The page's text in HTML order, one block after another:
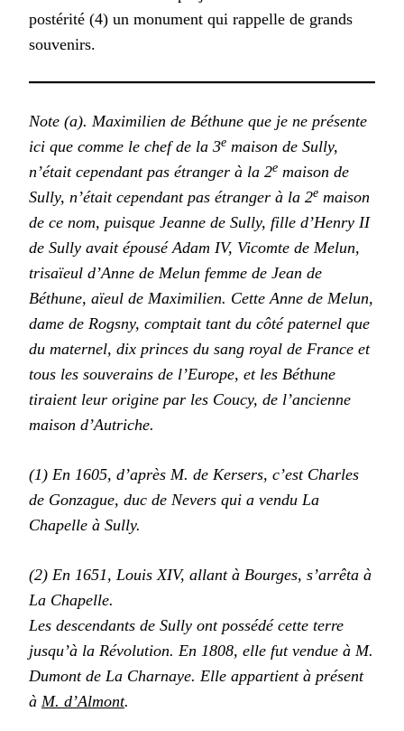
postérité (4) un monument qui rappelle de grands
souvenirs.
Note (a). Maximilien de Béthune que je ne présente
ici que comme le chef de la 3e maison de Sully,
n’était cependant pas étranger à la 2e maison de
Sully, n’était cependant pas étranger à la 2e maison
de ce nom, puisque Jeanne de Sully, fille d’Henry II
de Sully avait épousé Adam IV, Vicomte de Melun,
trisaïeul d’Anne de Melun femme de Jean de
Béthune, aïeul de Maximilien. Cette Anne de Melun,
dame de Rogsny, comptait tant du côté paternel que
du maternel, dix princes du sang royal de France et
tous les souverains de l’Europe, et les Béthune
tiraient leur origine par les Coucy, de l’ancienne
maison d’Autriche.
(1) En 1605, d’après M. de Kersers, c’est Charles
de Gonzague, duc de Nevers qui a vendu La
Chapelle à Sully.
(2) En 1651, Louis XIV, allant à Bourges, s’arrêta à
La Chapelle.
Les descendants de Sully ont possédé cette terre
jusqu’à la Révolution. En 1808, elle fut vendue à M.
Dumont de La Charnaye. Elle appartient à présent
à M. d’Almont.